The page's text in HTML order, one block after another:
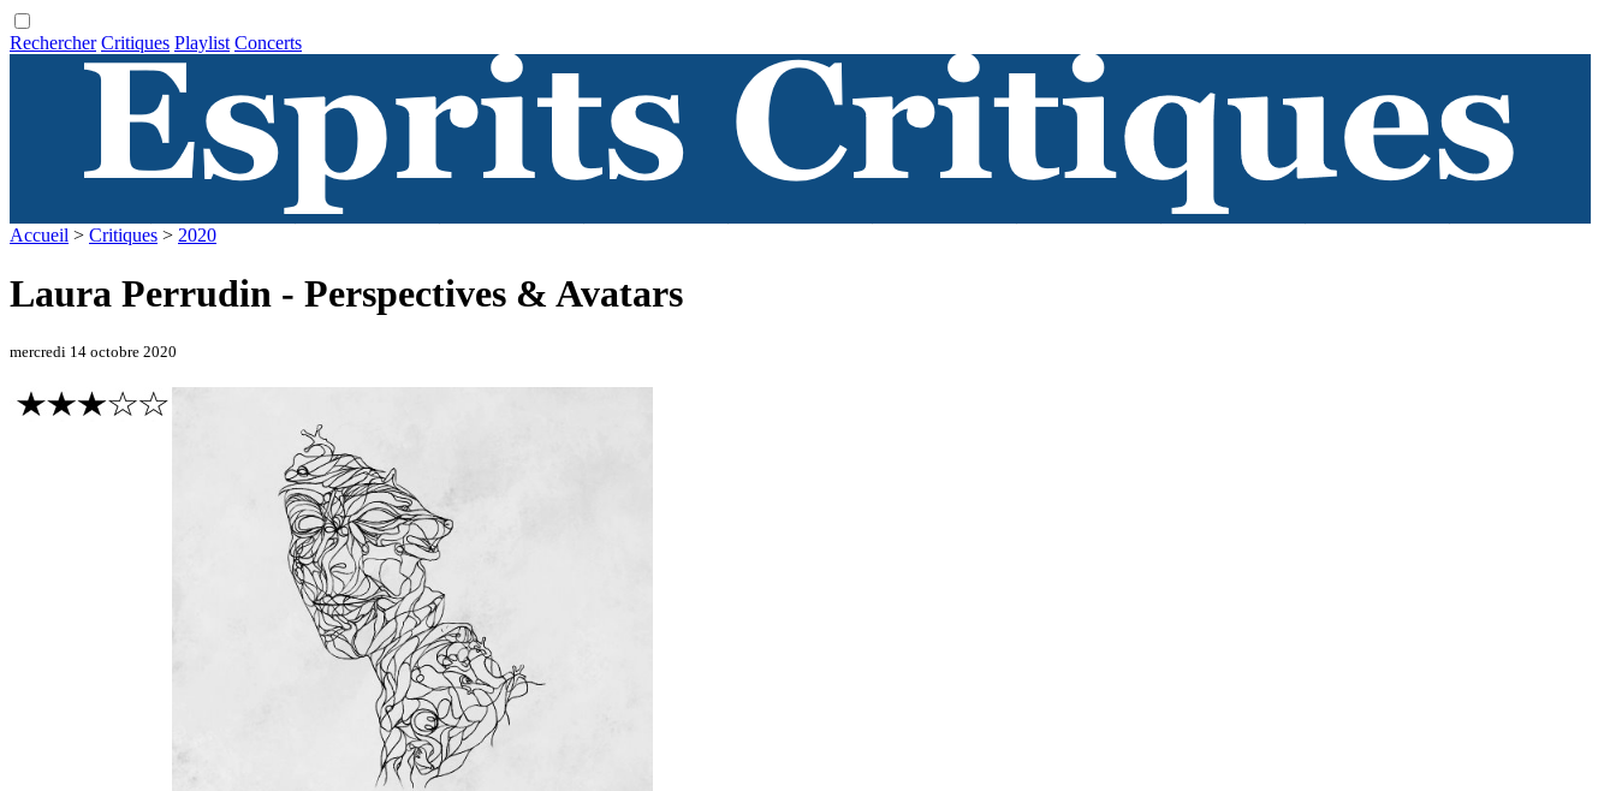
Rechercher Critiques Playlist Concerts
Accueil > Critiques > 2020
Laura Perrudin - Perspectives & Avatars
mercredi 14 octobre 2020